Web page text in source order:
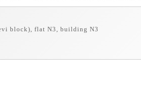
block), flat N3, building N3